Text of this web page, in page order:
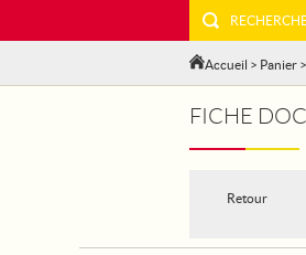
Accueil > Panier
FICHE
Retour